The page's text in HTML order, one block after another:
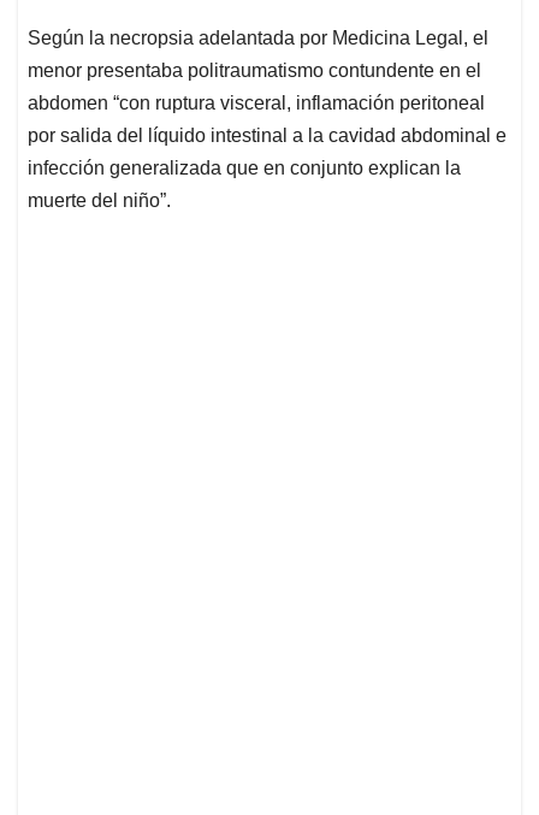
Según la necropsia adelantada por Medicina Legal, el
menor presentaba politraumatismo contundente en el
abdomen “con ruptura visceral, inflamación peritoneal
por salida del líquido intestinal a la cavidad abdominal e
infección generalizada que en conjunto explican la
muerte del niño”.